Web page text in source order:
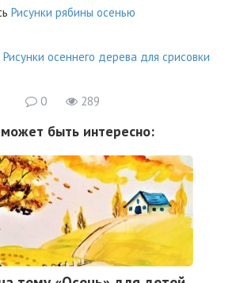
Рисунки рябины осенью
Рисунки осеннего дерева для срисовки
0 289
быть интересно: